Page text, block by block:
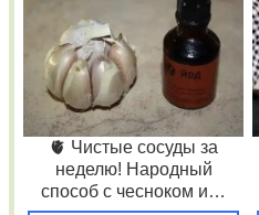
🫀 Чистые сосуды за
неделю! Народный
способ с чесноком и…